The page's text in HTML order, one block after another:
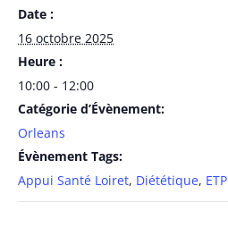
Date :
16 octobre 2025
Heure :
10:00 - 12:00
Catégorie d’Évènement:
Orleans
Évènement Tags:
Appui Santé Loiret, Diététique, ETP